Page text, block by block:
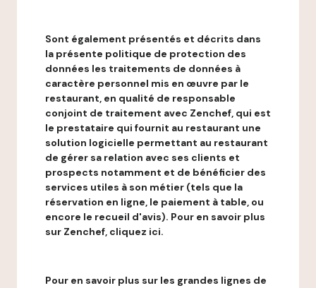
Sont également présentés et décrits dans
la présente politique de protection des
données les traitements de données à
caractère personnel mis en œuvre par le
restaurant, en qualité de responsable
conjoint de traitement avec Zenchef, qui est
le prestataire qui fournit au restaurant une
solution logicielle permettant au restaurant
de gérer sa relation avec ses clients et
prospects notamment et de bénéficier des
services utiles à son métier (tels que la
réservation en ligne, le paiement à table, ou
encore le recueil d'avis). Pour en savoir plus
sur Zenchef, cliquez ici.
Pour en savoir plus sur les grandes lignes de